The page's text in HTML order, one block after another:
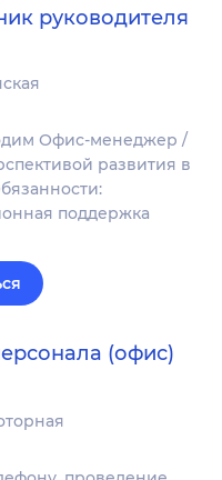
руководителя
Офис-менеджер /
развития в
поддержка
(офис)